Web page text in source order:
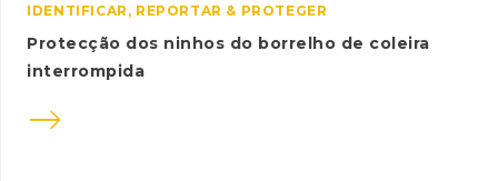
IDENTIFICAR, REPORTAR & PROTEGER
Protecção dos ninhos do borrelho de coleira
interrompida